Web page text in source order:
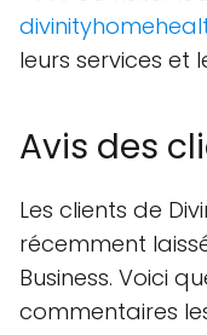
leurs services et
Avis des
Les clients de
récemment
Business. Voici
commentaires